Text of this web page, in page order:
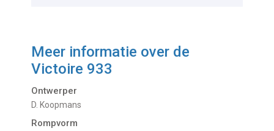
Meer informatie over de
Victoire 933
Ontwerper
D. Koopmans
Rompvorm